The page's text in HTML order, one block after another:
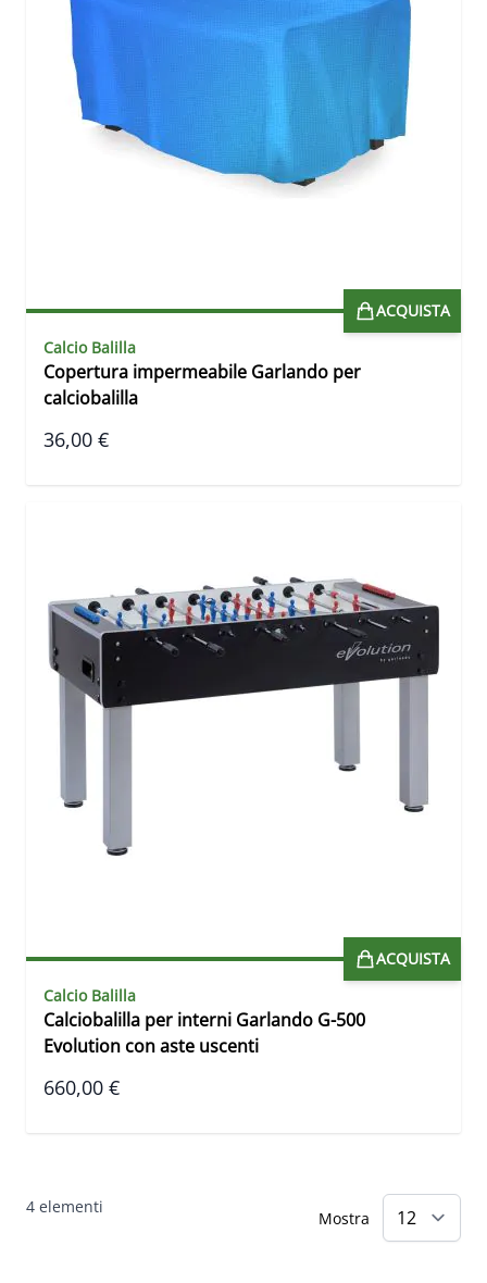
ACQUISTA
Calcio Balilla
Copertura impermeabile Garlando per
calciobalilla
36,00 €
ACQUISTA
Calcio Balilla
Calciobalilla per interni Garlando G-500
Evolution con aste uscenti
660,00 €
4 elementi
Mostra